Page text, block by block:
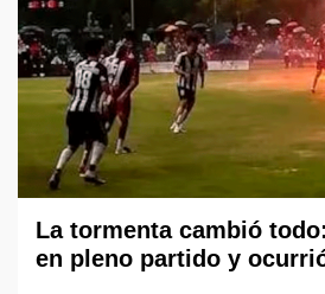
La tormenta cambió
en pleno partido y